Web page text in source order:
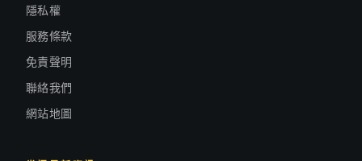
隱私權
服務條款
免責聲明
聯絡我們
網站地圖